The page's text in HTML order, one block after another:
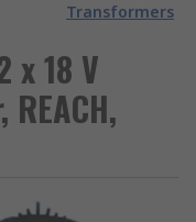
Transformers
x 18 V